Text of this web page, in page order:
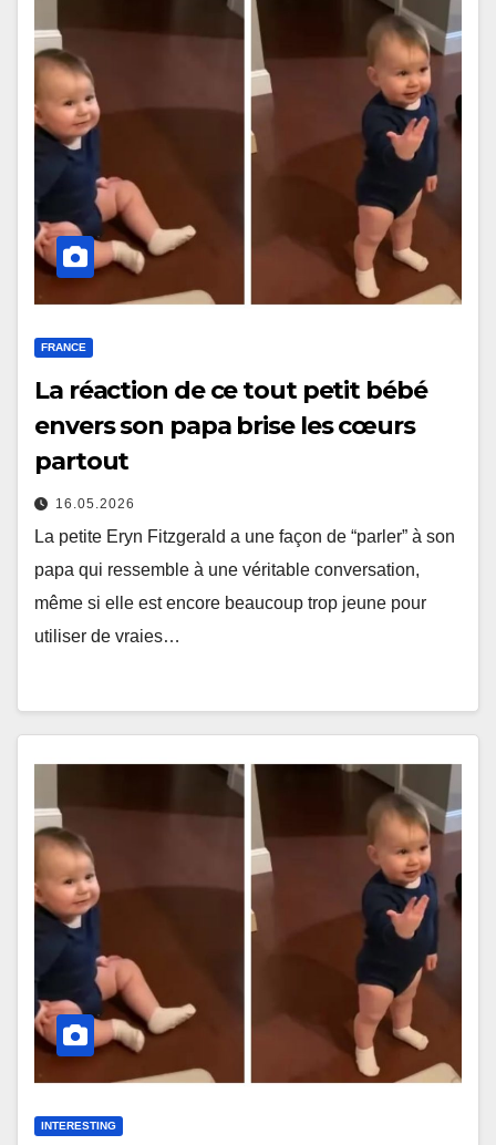
FRANCE
La réaction de ce tout petit bébé
envers son papa brise les cœurs
partout
16.05.2026
La petite Eryn Fitzgerald a une façon de “parler” à son
papa qui ressemble à une véritable conversation,
même si elle est encore beaucoup trop jeune pour
utiliser de vraies…
INTERESTING